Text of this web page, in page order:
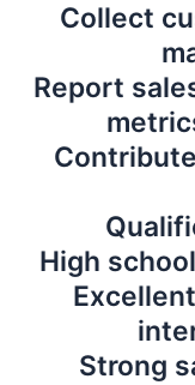
Collect
Report
High
Strong